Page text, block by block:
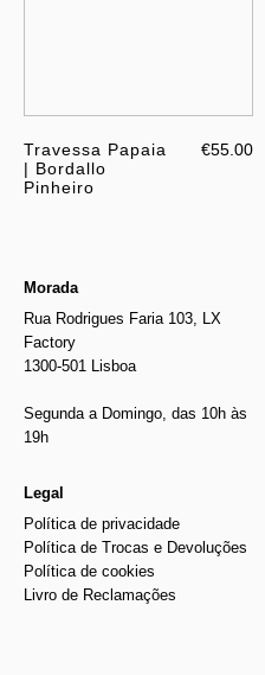
Travessa Papaia
| Bordallo
Pinheiro
€55.00
Morada
Rua Rodrigues Faria 103, LX
Factory
1300-501 Lisboa
Segunda a Domingo, das 10h às
19h
Legal
Política de privacidade
Política de Trocas e Devoluções
Política de cookies
Livro de Reclamações